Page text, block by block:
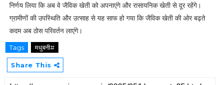
निर्णय लिया कि अब वे जैविक खेती को अपनाएंगे और रासायनिक खेती से दूर रहेंगे।
ग्रामीणों की उपस्थिति और उत्साह से यह साफ हो गया कि जैविक खेती की ओर बढ़ते
कदम अब ठोस परिवर्तन लाएंगे।
Tags मधुबनी#
Share This